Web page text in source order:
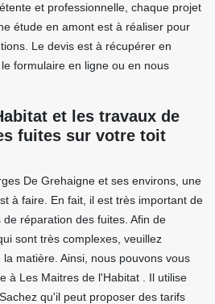
et professionnelle, chaque projet
étude en amont est à réaliser pour
Le devis est à récupérer en
formulaire en ligne ou en nous
et les travaux de
fuites sur votre toit
De Grehaigne et ses environs, une
à faire. En fait, il est très important de
réparation des fuites. Afin de
sont très complexes, veuillez
matière. Ainsi, nous pouvons vous
à Les Maitres de l'Habitat . Il utilise
qu'il peut proposer des tarifs